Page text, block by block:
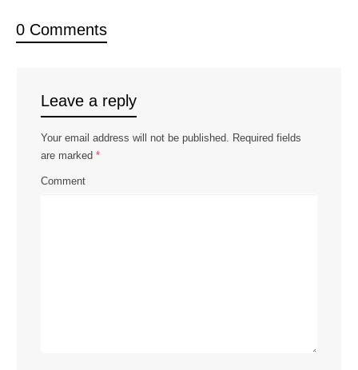
0 Comments
Leave a reply
Your email address will not be published.
Required fields
are marked *
Comment